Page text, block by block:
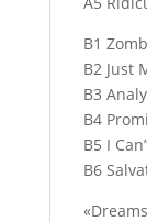
B1
B2 Just
B3
B4
B5 I
B6